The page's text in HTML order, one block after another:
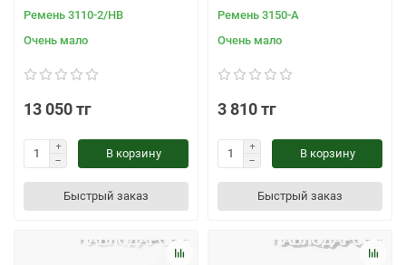
Ремень 3110-2/НВ
Очень мало
13 050 тг
В корзину
Быстрый заказ
Ремень 3150-А
Очень мало
3 810 тг
В корзину
Быстрый заказ